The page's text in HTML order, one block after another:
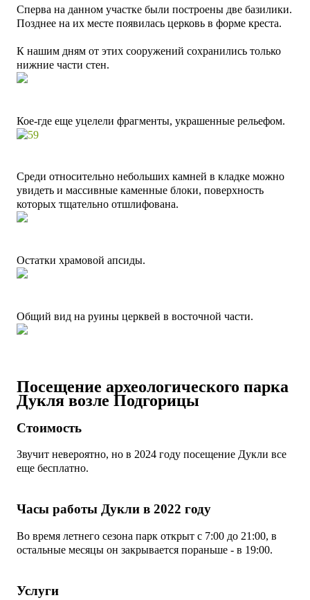
Сперва на данном участке были построены две базилики.
Позднее на их месте появилась церковь в форме креста.
К нашим дням от этих сооружений сохранились только
нижние части стен.
Кое-где еще уцелели фрагменты, украшенные рельефом.
Среди относительно небольших камней в кладке можно
увидеть и массивные каменные блоки, поверхность
которых тщательно отшлифована.
Остатки храмовой апсиды.
Общий вид на руины церквей в восточной части.
Посещение археологического парка
Дукля возле Подгорицы
Стоимость
Звучит невероятно, но в 2024 году посещение Дукли все
еще бесплатно.
Часы работы Дукли в 2022 году
Во время летнего сезона парк открыт с 7:00 до 21:00, в
остальные месяцы он закрывается пораньше - в 19:00.
Услуги